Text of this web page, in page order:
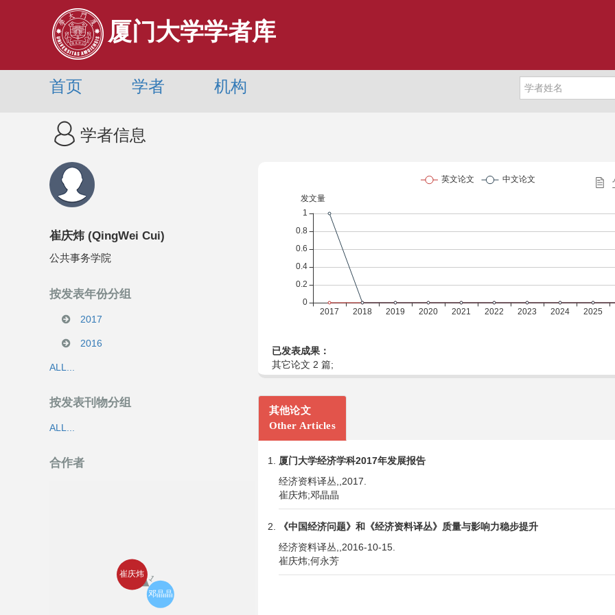
厦门大学学者库
首页 学者 机构
学者信息
崔庆炜 (QingWei Cui)
公共事务学院
按发表年份分组
2017
2016
ALL...
按发表刊物分组
ALL...
合作者
已发表成果：
其它论文 2 篇;
其他论文
Other Articles
厦门大学经济学科2017年发展报告
经济资料译丛,,2017.
崔庆炜;邓晶晶
《中国经济问题》和《经济资料译丛》质量与影响力稳步提升
经济资料译丛,,2016-10-15.
崔庆炜;何永芳